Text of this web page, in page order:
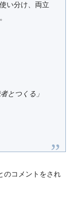
い分け、両立
とつくる」
のコメントをされ